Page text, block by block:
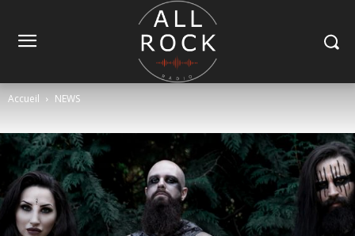
Accueil NEWS